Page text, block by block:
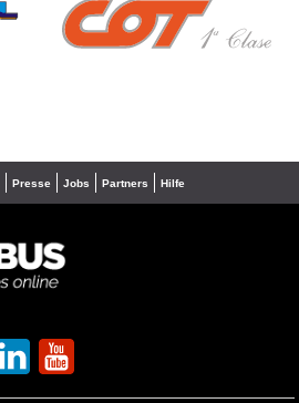
Presse Jobs Partners Hilfe